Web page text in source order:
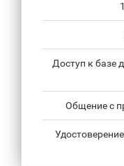
Доступ к базе
Общение с